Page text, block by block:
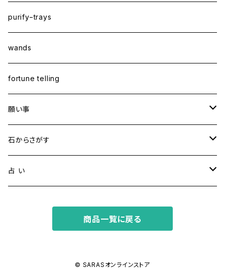
purify−trays
wands
fortune telling
願い事
健康・恋愛・愛情
精神安定・安らぎ
金運・ビジネス
石からさがす
アイオライト
占 い
ホロスコープ占星術
商品一覧に戻る
© SARASオンラインストア